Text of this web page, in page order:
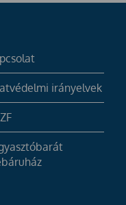
irányelvek